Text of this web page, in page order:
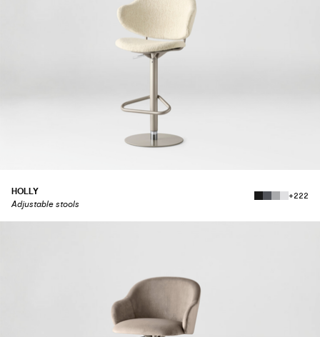
HOLLY
Adjustable stools
+222